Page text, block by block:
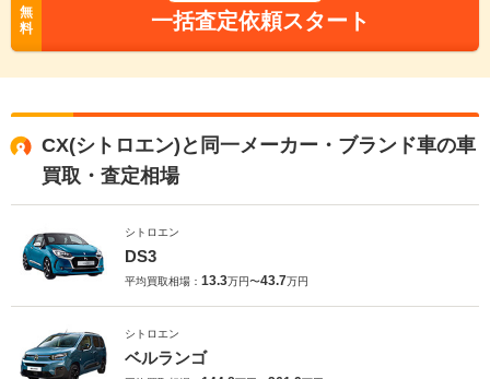
無
料
一括査定依頼スタート
CX(シトロエン)と同一メーカー・ブランド車の車
買取・査定相場
シトロエン
DS3
平均買取相場： 13.3万円〜43.7万円
シトロエン
ベルランゴ